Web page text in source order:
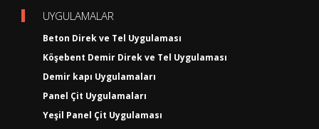
UYGULAMALAR
Beton Direk ve Tel Uygulaması
Köşebent Demir Direk ve Tel Uygulaması
Demir kapı Uygulamaları
Panel Çit Uygulamaları
Yeşil Panel Çit Uygulaması